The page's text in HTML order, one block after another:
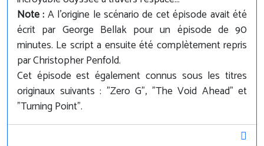
Note : A l'origine le scénario de cet épisode avait été
écrit par George Bellak pour un épisode de 90
minutes. Le script a ensuite été complètement repris
par Christopher Penfold.
Cet épisode est également connus sous les titres
originaux suivants : "Zero G", "The Void Ahead" et
"Turning Point".